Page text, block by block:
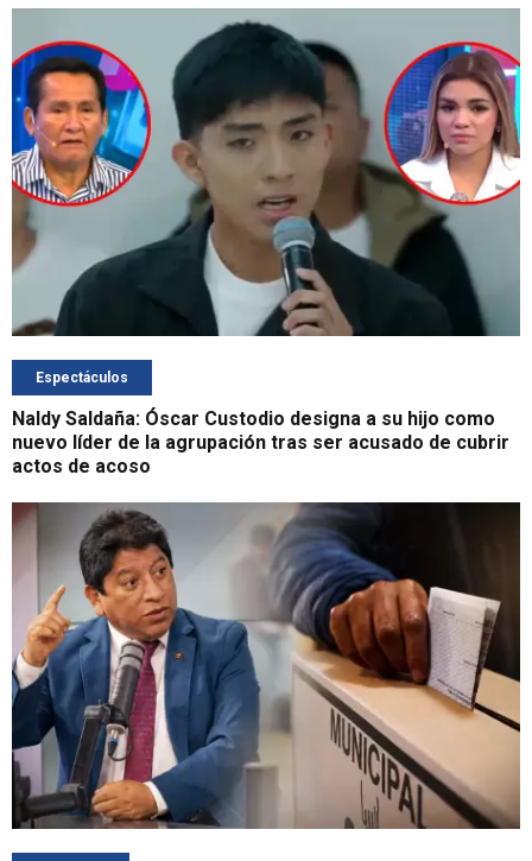
Espectáculos
Naldy Saldaña: Óscar Custodio designa a su hijo como
nuevo líder de la agrupación tras ser acusado de cubrir
actos de acoso